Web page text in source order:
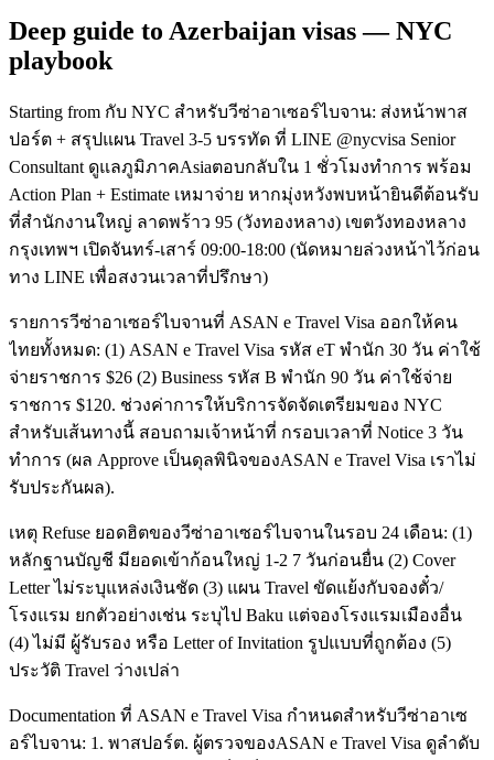
Deep guide to Azerbaijan visas — NYC
playbook
Starting from กับ NYC สำหรับวีซ่าอาเซอร์ไบจาน: ส่งหน้าพาส
ปอร์ต + สรุปแผน Travel 3-5 บรรทัด ที่ LINE @nycvisa Senior
Consultant ดูแลภูมิภาคAsiaตอบกลับใน 1 ชั่วโมงทำการ พร้อม
Action Plan + Estimate เหมาจ่าย หากมุ่งหวังพบหน้ายินดีต้อนรับ
ที่สำนักงานใหญ่ ลาดพร้าว 95 (วังทองหลาง) เขตวังทองหลาง
กรุงเทพฯ เปิดจันทร์-เสาร์ 09:00-18:00 (นัดหมายล่วงหน้าไว้ก่อน
ทาง LINE เพื่อสงวนเวลาที่ปรึกษา)
รายการวีซ่าอาเซอร์ไบจานที่ ASAN e Travel Visa ออกให้คน
ไทยทั้งหมด: (1) ASAN e Travel Visa รหัส eT พำนัก 30 วัน ค่าใช้
จ่ายราชการ $26 (2) Business รหัส B พำนัก 90 วัน ค่าใช้จ่าย
ราชการ $120. ช่วงค่าการให้บริการจัดจัดเตรียมของ NYC
สำหรับเส้นทางนี้ สอบถามเจ้าหน้าที่ กรอบเวลาที่ Notice 3 วัน
ทำการ (ผล Approve เป็นดุลพินิจของASAN e Travel Visa เราไม่
รับประกันผล).
เหตุ Refuse ยอดฮิตของวีซ่าอาเซอร์ไบจานในรอบ 24 เดือน: (1)
หลักฐานบัญชี มียอดเข้าก้อนใหญ่ 1-2 7 วันก่อนยื่น (2) Cover
Letter ไม่ระบุแหล่งเงินชัด (3) แผน Travel ขัดแย้งกับจองตั๋ว/
โรงแรม ยกตัวอย่างเช่น ระบุไป Baku แต่จองโรงแรมเมืองอื่น
(4) ไม่มี ผู้รับรอง หรือ Letter of Invitation รูปแบบที่ถูกต้อง (5)
ประวัติ Travel ว่างเปล่า
Documentation ที่ ASAN e Travel Visa กำหนดสำหรับวีซ่าอาเซ
อร์ไบจาน: 1. พาสปอร์ต. ผู้ตรวจของASAN e Travel Visa ดูลำดับ